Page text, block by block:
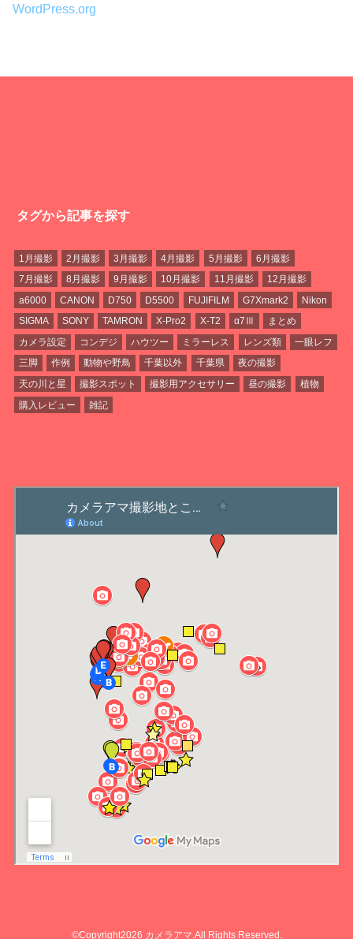
WordPress.org
タグから記事を探す
1月撮影 2月撮影 3月撮影 4月撮影 5月撮影
6月撮影
7月撮影
8月撮影 9月撮影 10月撮影 11月撮影
12月撮影
a6000
CANON D750 D5500 FUJIFILM G7Xmark2
Nikon
SIGMA
SONY TAMRON X-Pro2 X-T2 α7Ⅲ
まとめ
カメラ設定
コンデジ ハウツー ミラーレス レンズ類
一眼レフ
三脚
作例 動物や野鳥 千葉以外 千葉県
夜の撮影
天の川と星
撮影スポット 撮影用アクセサリー 昼の撮影
植物
購入レビュー
雑記
©Copyright2026 カメラアマ .All Rights Reserved.